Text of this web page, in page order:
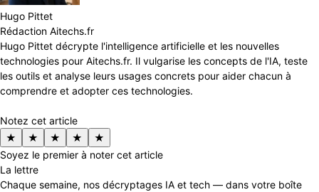
Hugo Pittet
Rédaction Aitechs.fr
Hugo Pittet décrypte l'intelligence artificielle et les nouvelles
technologies pour Aitechs.fr. Il vulgarise les concepts de l'IA, teste
les outils et analyse leurs usages concrets pour aider chacun à
comprendre et adopter ces technologies.
Notez cet article
★
★ ★ ★
★
Soyez le premier à noter cet article
La lettre
Chaque semaine, nos décryptages IA et tech — dans votre boîte